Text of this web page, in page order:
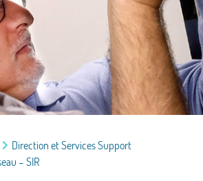
SERVICES SUPPORT
ET RÉSEAU (SIR)
Direction et Services Support
– SIR